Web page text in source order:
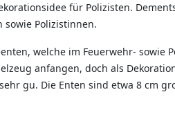
für Polizisten.
sowie Polizistinnen.
welche im Feuerwehr- sowie
anfangen, doch als
gu. Die Enten sind etwa 8 cm